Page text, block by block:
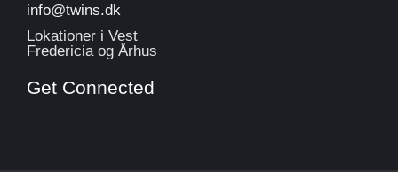
info@twins.dk
Lokationer i Vest
Fredericia og Århus
Get Connected